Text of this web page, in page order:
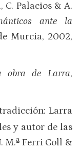
C. Palacios & A.
ante la
Murcia, 2002,
obra de Larra,
Larra
y autor de las
M.ª Ferri Coll &